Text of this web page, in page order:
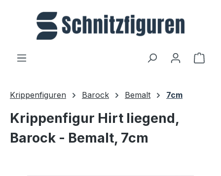
Zum Hauptinhalt springen
Krippenfiguren Barock Bemalt 7cm
Krippenfigur Hirt liegend,
Barock - Bemalt, 7cm